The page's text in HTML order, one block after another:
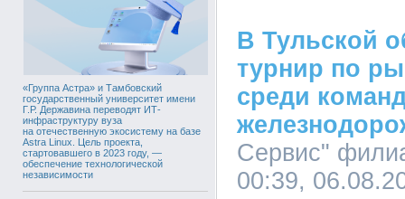
«Группа Астра» и Тамбовский
государственный университет имени
Г.Р. Державина переводят ИТ-
инфраструктуру вуза
на отечественную экосистему на базе
Astra Linux. Цель проекта,
стартовавшего в 2023 году, —
обеспечение технологической
независимости
В Тульской
турнир по
среди
Сервис"
00:39,